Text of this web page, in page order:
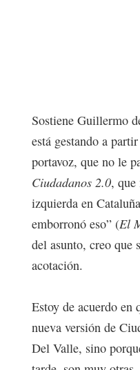
Sostiene Guillermo
está gestando a
portavoz, que no le
Ciudadanos 2.0, que
izquierda en
emborronó eso” (El
del asunto, creo que
acotación.
Estoy de acuerdo en
nueva versión de
Del Valle, sino